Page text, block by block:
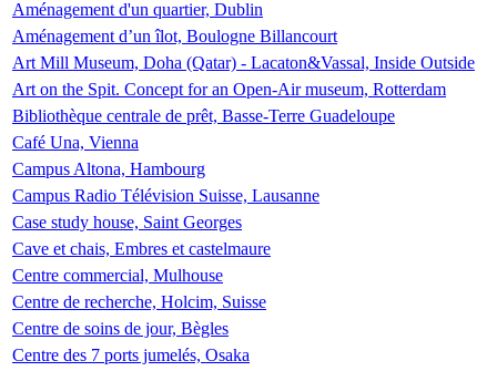
Aménagement d'un quartier, Dublin
Aménagement d’un îlot, Boulogne Billancourt
Art Mill Museum, Doha (Qatar) - Lacaton&Vassal, Inside Outside
Art on the Spit. Concept for an Open-Air museum, Rotterdam
Bibliothèque centrale de prêt, Basse-Terre Guadeloupe
Café Una, Vienna
Campus Altona, Hambourg
Campus Radio Télévision Suisse, Lausanne
Case study house, Saint Georges
Cave et chais, Embres et castelmaure
Centre commercial, Mulhouse
Centre de recherche, Holcim, Suisse
Centre de soins de jour, Bègles
Centre des 7 ports jumelés, Osaka